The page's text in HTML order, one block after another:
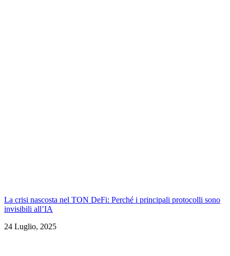
La crisi nascosta nel TON DeFi: Perché i principali protocolli sono
invisibili all’IA
24 Luglio, 2025